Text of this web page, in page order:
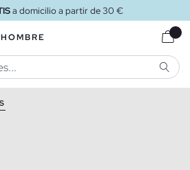
a domicilio a partir de 30 €
HOMBRE